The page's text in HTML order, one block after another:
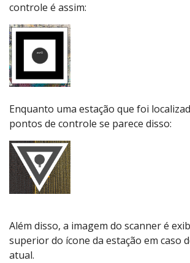
controle é assim:
Enquanto uma estação que foi
pontos de controle se parece disso:
Além disso, a imagem do scanner é
superior do ícone da estação em caso
atual.